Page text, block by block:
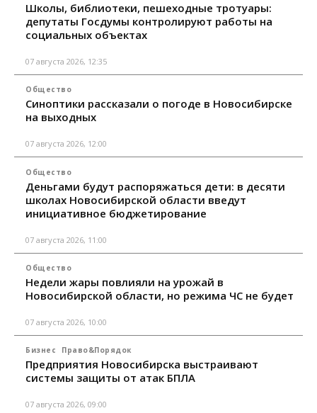
Школы, библиотеки, пешеходные тротуары:
депутаты Госдумы контролируют работы на
социальных объектах
07 августа 2026, 12:35
Общество
Синоптики рассказали о погоде в Новосибирске
на выходных
07 августа 2026, 12:00
Общество
Деньгами будут распоряжаться дети: в десяти
школах Новосибирской области введут
инициативное бюджетирование
07 августа 2026, 11:00
Общество
Недели жары повлияли на урожай в
Новосибирской области, но режима ЧС не будет
07 августа 2026, 10:00
Бизнес Право&Порядок
Предприятия Новосибирска выстраивают
системы защиты от атак БПЛА
07 августа 2026, 09:00